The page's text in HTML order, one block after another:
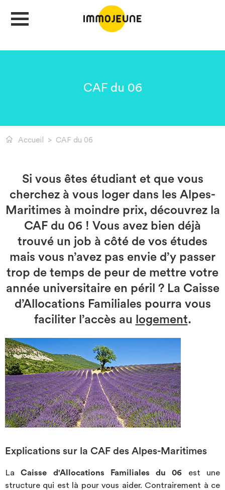
Je cherche un logement
Je propose un bien
Villes
CAF du 06
Accueil > CAF du 06
Si vous êtes étudiant et que vous
cherchez à vous loger dans les Alpes-
Maritimes à moindre prix, découvrez la
CAF du 06 ! Vous avez bien déjà
trouvé un job à côté de vos études
mais vous n’avez pas envie d’y passer
trop de temps de peur de mettre votre
année universitaire en péril ? La Caisse
d’Allocations Familiales pourra vous
faciliter l’accès au logement.
Explications sur la CAF des Alpes-Maritimes
LaCaisse d'Allocations Familiales du 06 est une
structure qui est là pour vous aider. Contrairement à ce